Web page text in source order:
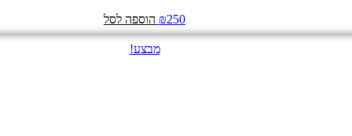
₪250 הוספה לסל
מבצע!